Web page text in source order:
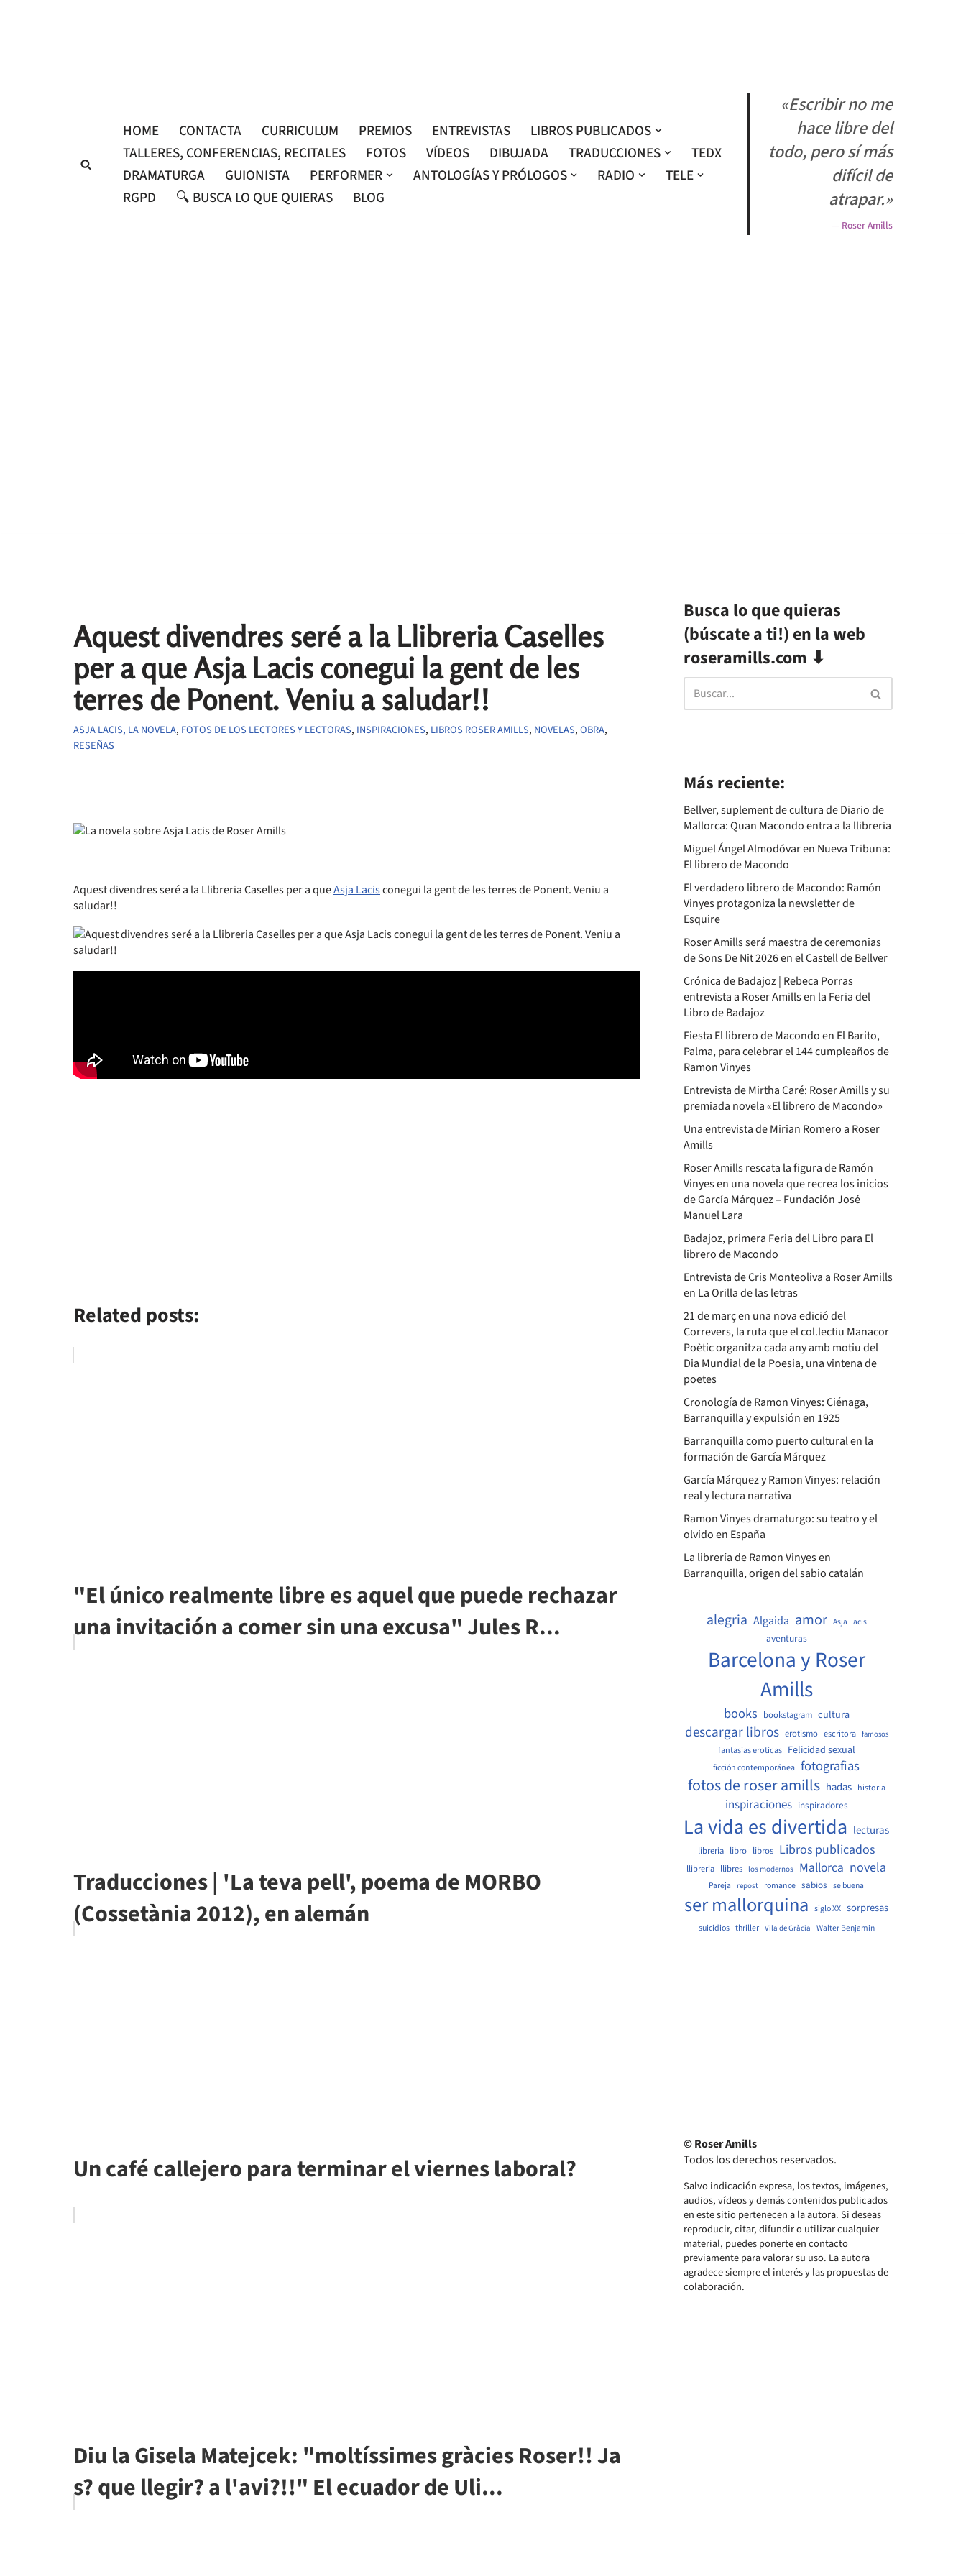
HOME CONTACTA CURRICULUM PREMIOS ENTREVISTAS
LIBROS PUBLICADOS
TALLERES, CONFERENCIAS, RECITALES
FOTOS VÍDEOS DIBUJADA TRADUCCIONES
TEDX
DRAMATURGA
GUIONISTA PERFORMER ANTOLOGÍAS Y PRÓLOGOS RADIO
TELE
RGPD
🔍 BUSCA LO QUE QUIERAS BLOG
«Escribir no me
hace libre del
todo, pero sí más
difícil de
atrapar.»
— Roser Amills
Aquest divendres seré a la Llibreria Caselles
per a que Asja Lacis conegui la gent de les
terres de Ponent. Veniu a saludar!!
ASJA LACIS, LA NOVELA, FOTOS DE LOS LECTORES Y LECTORAS, INSPIRACIONES, LIBROS ROSER AMILLS, NOVELAS,OBRA,
RESEÑAS
Aquest divendres seré a la Llibreria Caselles per a queAsja Lacisconegui la gent de les terres de Ponent. Veniu a
saludar!!
Related posts:
"El único realmente libre es aquel que puede rechazar
una invitación a comer sin una excusa" Jules R...
Traducciones | 'La teva pell', poema de MORBO
(Cossetània 2012), en alemán
Un café callejero para terminar el viernes laboral?
Diu la Gisela Matejcek: "moltíssimes gràcies Roser!! Ja
s? que llegir? a l'avi?!!" El ecuador de Uli...
Busca lo que quieras
(búscate a ti!) en la web
roseramills.com ⬇
Más reciente:
Bellver, suplement de cultura de Diario de
Mallorca: Quan Macondo entra a la llibreria
Miguel Ángel Almodóvar en Nueva Tribuna:
El librero de Macondo
El verdadero librero de Macondo: Ramón
Vinyes protagoniza la newsletter de
Esquire
Roser Amills será maestra de ceremonias
de Sons De Nit 2026 en el Castell de Bellver
Crónica de Badajoz | Rebeca Porras
entrevista a Roser Amills en la Feria del
Libro de Badajoz
Fiesta El librero de Macondo en El Barito,
Palma, para celebrar el 144 cumpleaños de
Ramon Vinyes
Entrevista de Mirtha Caré: Roser Amills y su
premiada novela «El librero de Macondo»
Una entrevista de Mirian Romero a Roser
Amills
Roser Amills rescata la figura de Ramón
Vinyes en una novela que recrea los inicios
de García Márquez – Fundación José
Manuel Lara
Badajoz, primera Feria del Libro para El
librero de Macondo
Entrevista de Cris Monteoliva a Roser Amills
en La Orilla de las letras
21 de març en una nova edició del
Correvers, la ruta que el col.lectiu Manacor
Poètic organitza cada any amb motiu del
Dia Mundial de la Poesia, una vintena de
poetes
Cronología de Ramon Vinyes: Ciénaga,
Barranquilla y expulsión en 1925
Barranquilla como puerto cultural en la
formación de García Márquez
García Márquez y Ramon Vinyes: relación
real y lectura narrativa
Ramon Vinyes dramaturgo: su teatro y el
olvido en España
La librería de Ramon Vinyes en
Barranquilla, origen del sabio catalán
alegria Algaida amor Asja Lacis
aventuras
Barcelona y Roser
Amills
books bookstagram cultura
descargar libros erotismo escritora famosos
fantasias eroticas Felicidad sexual
ficción contemporánea fotografias
fotos de roser amills hadas historia
inspiraciones inspiradores
La vida es divertida lecturas
libreria libro libros Libros publicados
llibreria llibres los modernos Mallorca novela
Pareja repost romance sabios se buena
ser mallorquina siglo XX sorpresas
suicidios thriller Vila de Gràcia Walter Benjamin
© Roser Amills
Todos los derechos reservados.
Salvo indicación expresa, los textos, imágenes,
audios, vídeos y demás contenidos publicados
en este sitio pertenecen a la autora. Si deseas
reproducir, citar, difundir o utilizar cualquier
material, puedes ponerte en contacto
previamente para valorar su uso. La autora
agradece siempre el interés y las propuestas de
colaboración.